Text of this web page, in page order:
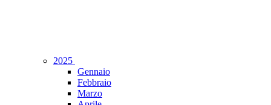
2025
Gennaio
Febbraio
Marzo